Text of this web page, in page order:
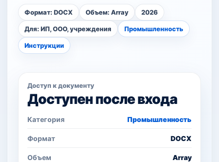
Формат: DOCX Объем: Array 2026
Для: ИП, ООО, учреждения Промышленность
Инструкции
Доступ к документу
Доступен после входа
Категория Промышленность
Формат DOCX
Объем Array